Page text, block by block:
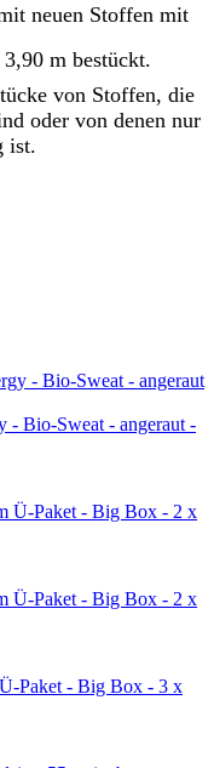
neuen Stoffen mit
m bestückt.
von Stoffen, die
oder von denen nur
ist.
- Bio-Sweat - angeraut -
Ü-Paket - Big Box - 2 x
Ü-Paket - Big Box - 2 x
Ü-Paket - Big Box - 3 x